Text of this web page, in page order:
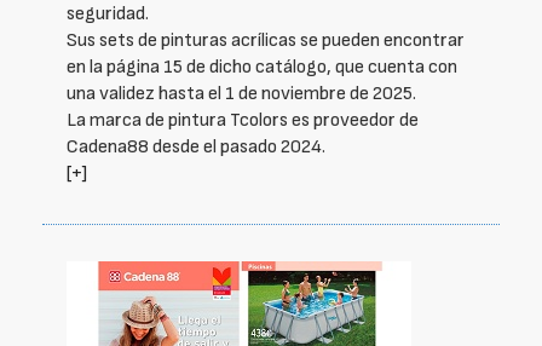
seguridad.
Sus sets de pinturas acrílicas se pueden encontrar
en la página 15 de dicho catálogo, que cuenta con
una validez hasta el 1 de noviembre de 2025.
La marca de pintura Tcolors es proveedor de
Cadena88 desde el pasado 2024.
[+]